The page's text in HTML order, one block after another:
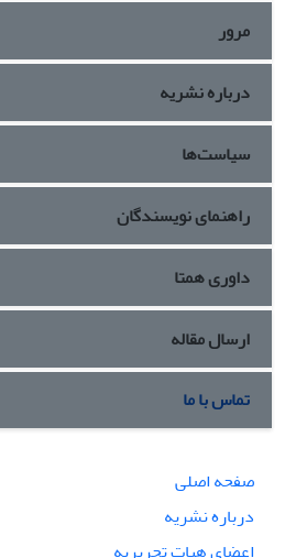
مرور
درباره نشریه
سیاست‌ها
راهنمای نویسندگان
داوری همتا
ارسال مقاله
تماس با ما
صفحه اصلی
درباره نشریه
اعضای هیات تحریریه